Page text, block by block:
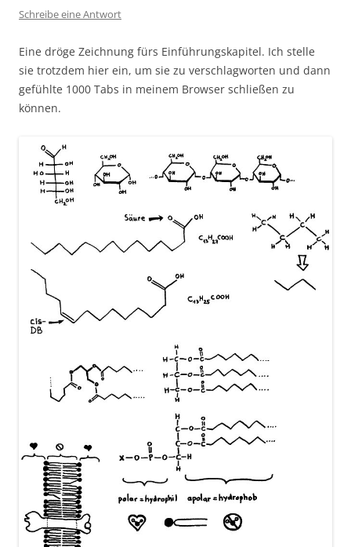
Schreibe eine Antwort
Eine dröge Zeichnung fürs Einführungskapitel. Ich stelle
sie trotzdem hier ein, um sie zu verschlagworten und dann
gefühlte 1000 Tabs in meinem Browser schließen zu
können.